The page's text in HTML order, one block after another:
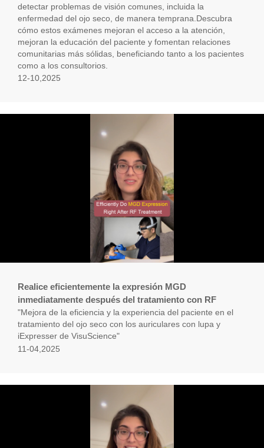
detectar problemas de visión comunes, incluida la
enfermedad del ojo seco, de manera temprana.Descubra
cómo estos exámenes mejoran el acceso a la atención,
mejoran la educación del paciente y fomentan relaciones
comunitarias más sólidas, beneficiando tanto a los pacientes
como a los consultorios.
12-10,2025
Realice eficientemente la expresión MGD
inmediatamente después del tratamiento con RF
"Mejora de la eficiencia y la experiencia del paciente en el
tratamiento del ojo seco con los auriculares con lupa y
iExpresser de VisuScience"
11-04,2025